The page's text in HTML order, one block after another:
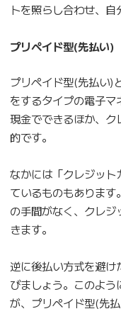
トを照らし合わせ、自
プリペイド型(先払い)
プリペイド型(先払い)
をするタイプの電子
現金でできるほか、
的です。
なかには「クレジッ
ているものもありま
の手間がなく、クレ
きます。
逆に後払い方式を避
びましょう。このよ
が、プリペイド型(先